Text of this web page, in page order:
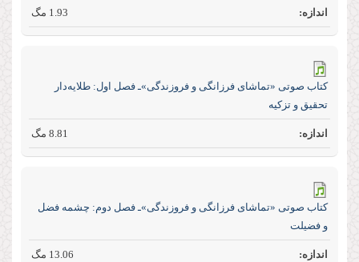
1.93 مگ
كتاب صوتی «تماشای فرزانگی و فروزندگی»ـ فصل اول: طلایه‌دار
تحقیق و تزكیه
8.81 مگ
كتاب صوتی «تماشای فرزانگی و فروزندگی»ـ فصل دوم: چشمه فضل
و فضیلت
13.06 مگ